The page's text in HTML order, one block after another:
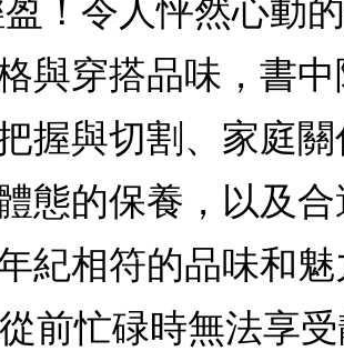
！令人怦然心動
與穿搭品味，書
握與切割、家庭關
態的保養，以及
紀相符的品味和
前忙碌時無法享